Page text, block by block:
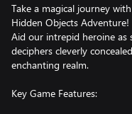
Take a magical journey
Hidden Objects Adventure!
Aid our intrepid heroine as
deciphers cleverly
enchanting realm.
Key Game Features: